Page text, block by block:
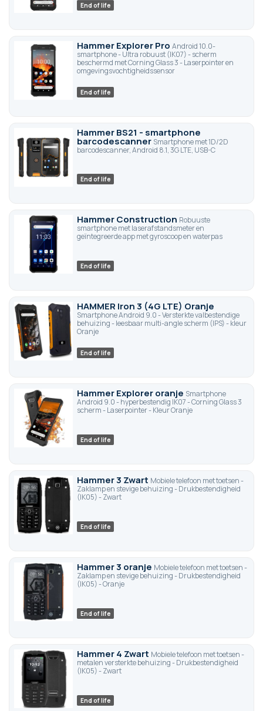
End of life
Hammer Explorer Pro Android 10.0-
smartphone - Ultra robuust (IK07) - scherm
beschermd met Corning Glass 3 - Laserpointer en
omgevingsvochtigheidssensor
End of life
Hammer BS21 - smartphone
barcodescanner Smartphone met 1D/2D
barcodescanner, Android 8.1, 3G LTE, USB-C
End of life
Hammer Construction Robuuste
smartphone met laserafstandsmeter en
geïntegreerde app met gyroscoop en waterpas
End of life
HAMMER Iron 3 (4G LTE) Oranje
Smartphone Android 9.0 - Versterkte valbestendige
behuizing - leesbaar multi-angle scherm (IPS) - kleur
Oranje
End of life
Hammer Explorer oranje Smartphone
Android 9.0 - hyperbestendig IK07 - Corning Glass 3
scherm - Laserpointer - Kleur Oranje
End of life
Hammer 3 Zwart Mobiele telefoon met toetsen -
Zaklamp en stevige behuizing - Drukbestendigheid
(IK05) - Zwart
End of life
Hammer 3 oranje Mobiele telefoon met toetsen -
Zaklamp en stevige behuizing - Drukbestendigheid
(IK05) - Oranje
End of life
Hammer 4 Zwart Mobiele telefoon met toetsen -
metalen versterkte behuizing - Drukbestendigheid
(IK05) - Zwart
End of life